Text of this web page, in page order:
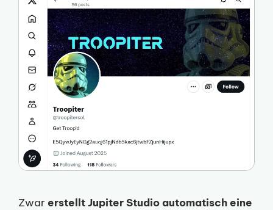
Zwar erstellt Jupiter Studio automatisch eine